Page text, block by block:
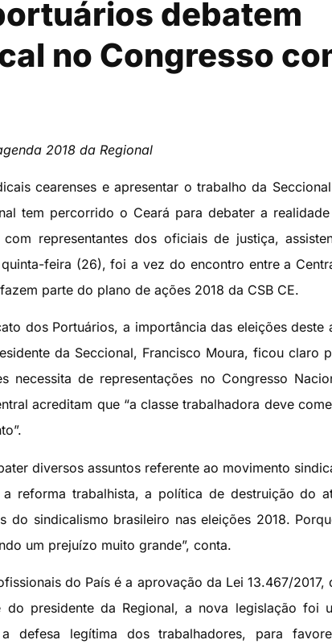
debatem
no Congresso
2018 da Regional
cearenses e apresentar o trabalho da
tem percorrido o Ceará para debater a
representantes dos oficiais de justiça,
feira (26), foi a vez do encontro entre a
parte do plano de ações 2018 da CSB CE.
dos Portuários, a importância das eleições deste
da Seccional, Francisco Moura, ficou claro
de representações no Congresso
acreditam que “a classe trabalhadora deve
diversos assuntos referente ao movimento
reforma trabalhista, a política de destruição do
do sindicalismo brasileiro nas eleições 2018.
um prejuízo muito grande”, conta.
do País é a aprovação da Lei 13.467/2017,
presidente da Regional, a nova legislação foi
defesa legítima dos trabalhadores, para